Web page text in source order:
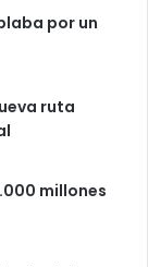
por un
ruta
millones